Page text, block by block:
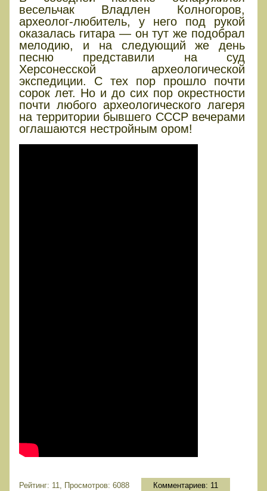
весельчак Владлен Колногоров,
археолог-любитель, у него под рукой
оказалась гитара — он тут же подобрал
мелодию, и на следующий же день
песню представили на суд
Херсонесской археологической
экспедиции. С тех пор прошло почти
сорок лет. Но и до сих пор окрестности
почти любого археологического лагеря
на территории бывшего СССР вечерами
оглашаются нестройным ором!
Рейтинг: 11, Просмотров: 6088 Комментариев: 11